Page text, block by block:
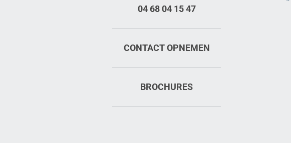
04 68 04 15 47
CONTACT OPNEMEN
BROCHURES